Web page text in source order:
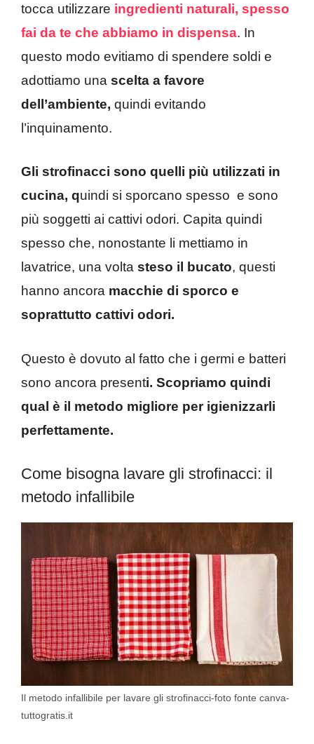
tocca utilizzare ingredienti naturali, spesso
fai da te che abbiamo in dispensa. In
questo modo evitiamo di spendere soldi e
adottiamo una scelta a favore
dell’ambiente, quindi evitando
l’inquinamento.
Gli strofinacci sono quelli più utilizzati in
cucina, quindi si sporcano spesso e sono
più soggetti ai cattivi odori. Capita quindi
spesso che, nonostante li mettiamo in
lavatrice, una volta steso il bucato, questi
hanno ancora macchie di sporco e
soprattutto cattivi odori.
Questo è dovuto al fatto che i germi e batteri
sono ancora presenti. Scopriamo quindi
qual è il metodo migliore per igienizzarli
perfettamente.
Come bisogna lavare gli strofinacci: il
metodo infallibile
Il metodo infallibile per lavare gli strofinacci-foto fonte canva-
tuttogratis.it